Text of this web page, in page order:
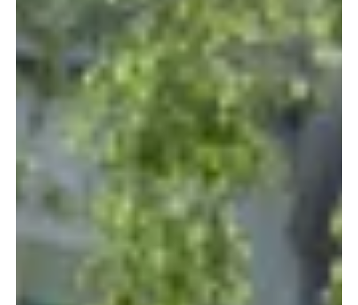
News
>>Safe the date!<< - Das
nächste öffentliche UAB
Forum findet am Montag,
den 12. Februar statt